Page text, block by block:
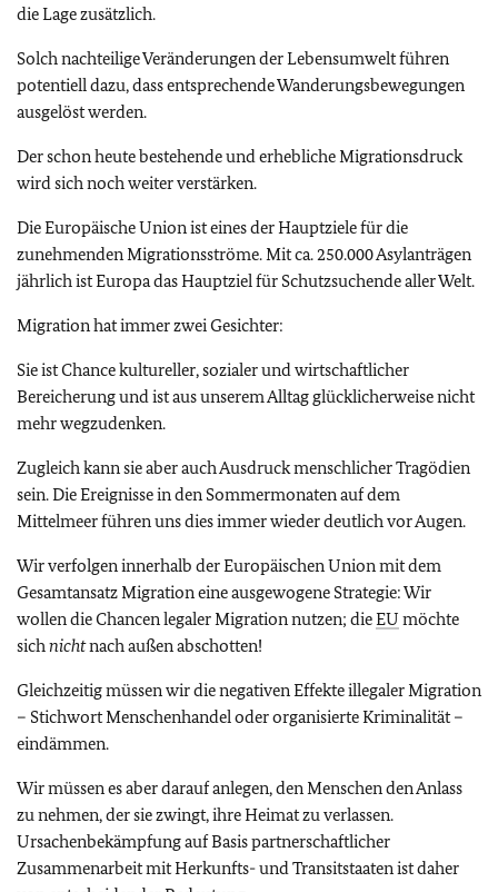
die Lage zusätzlich.
Solch nachteilige Veränderungen der Lebensumwelt führen
potentiell dazu, dass entsprechende Wanderungsbewegungen
ausgelöst werden.
Der schon heute bestehende und erhebliche Migrationsdruck
wird sich noch weiter verstärken.
Die Europäische Union ist eines der Hauptziele für die
zunehmenden Migrationsströme. Mit ca. 250.000 Asylanträgen
jährlich ist Europa das Hauptziel für Schutzsuchende aller Welt.
Migration hat immer zwei Gesichter:
Sie ist Chance kultureller, sozialer und wirtschaftlicher
Bereicherung und ist aus unserem Alltag glücklicherweise nicht
mehr wegzudenken.
Zugleich kann sie aber auch Ausdruck menschlicher Tragödien
sein. Die Ereignisse in den Sommermonaten auf dem
Mittelmeer führen uns dies immer wieder deutlich vor Augen.
Wir verfolgen innerhalb der Europäischen Union mit dem
Gesamtansatz Migration eine ausgewogene Strategie: Wir
wollen die Chancen legaler Migration nutzen; dieEU möchte
sichnichtnach außen abschotten!
Gleichzeitig müssen wir die negativen Effekte illegaler Migration
– Stichwort Menschenhandel oder organisierte Kriminalität –
eindämmen.
Wir müssen es aber darauf anlegen, den Menschen den Anlass
zu nehmen, der sie zwingt, ihre Heimat zu verlassen.
Ursachenbekämpfung auf Basis partnerschaftlicher
Zusammenarbeit mit Herkunfts- und Transitstaaten ist daher